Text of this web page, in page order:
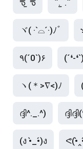
ᖛ ̫ ᖛ ˆ. ̫ .ˆ
ヾ( ·`⌓´·)ﾉﾞ
٩(´0`)۶ (´❛-❛`)
ヽ(＊>∇<)ﾉ
ദ്ദി^._.^)
(ง •̀_•́)ง